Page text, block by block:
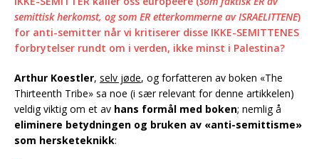
semittisk herkomst, og som ER etterkommerne av ISRAELITTENE)
for anti-semitter når vi kritiserer disse IKKE-SEMITTENES
forbrytelser rundt om i verden, ikke minst i Palestina?
Arthur Koestler, selv jøde, og forfatteren av boken «The
Thirteenth Tribe» sa noe (i sær relevant for denne artikkelen)
veldig viktig om et av hans formål med boken; nemlig å
eliminere betydningen og bruken av «anti-semittisme»
som hersketeknikk: